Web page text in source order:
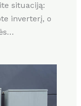
situaciją:
inverterį, o